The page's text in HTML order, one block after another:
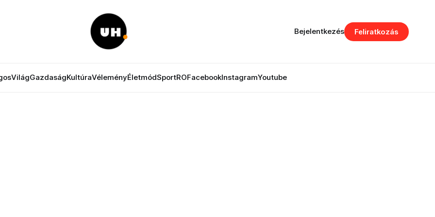
VilágGazdaságKultúraVéleményÉletmódSportROFacebookInstagramYoutube
Bejelentkezés Feliratkozás